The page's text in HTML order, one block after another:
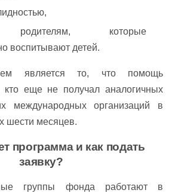
родителям, которые
воспитывают детей.
является то, что помощь
кто еще не получал аналогичных
международных организаций в
шести месяцев.
программа и как подать
заявку?
группы фонда работают в